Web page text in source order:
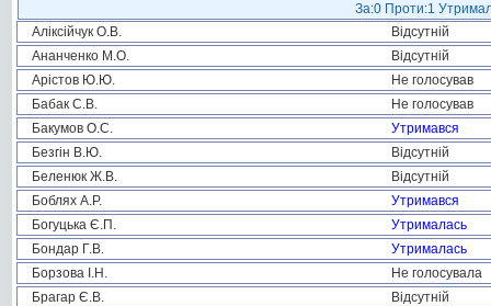
За:0 Проти:1
Аліксійчук О.В.
Відсутній
Ананченко М.О.
Відсутній
Арістов Ю.Ю.
Не голосував
Бабак С.В.
Не голосував
Бакумов О.С.
Утримався
Безгін В.Ю.
Відсутній
Беленюк Ж.В.
Відсутній
Боблях А.Р.
Утримався
Богуцька Є.П.
Утрималась
Бондар Г.В.
Утрималась
Борзова І.Н.
Не голосувала
Брагар Є.В.
Відсутній